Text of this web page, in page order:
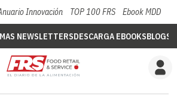
Innovación TOP 100 FRS Ebook MDD
NEWSLETTERSDESCARGA EBOOKSBLOGS